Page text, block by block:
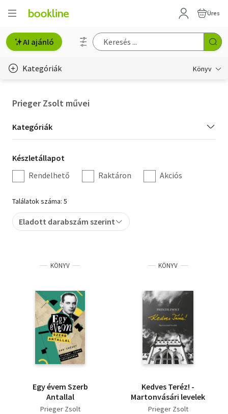
Üres
AI ajánló
Kategóriák Könyv
Hobbi, szabadidő
Irodalom
Művészet
Szakkönyv
Tankönyv, segédkönyv
Társadalomtudomány
Természettudomány
Történelem
Prieger Zsolt művei
Kategória
szűrés
Kategóriák
Készletállapot
szűrés
Készletállapot
Rendelhető
Raktáron Akciós
Találatok száma: 5
Eladott darabszám szerint
KÖNYV
Egy évem Szerb
Antallal
Prieger Zsolt
KÖNYV
Kedves Teréz! -
Martonvásári levelek
Prieger Zsolt